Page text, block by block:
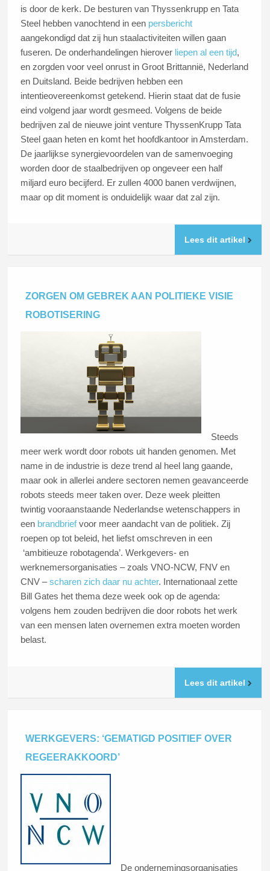
is door de kerk. De besturen van Thyssenkrupp en Tata
Steel hebben vanochtend in een persbericht
aangekondigd dat zij hun staalactiviteiten willen gaan
fuseren. De onderhandelingen hierover liepen al een tijd,
en zorgden voor veel onrust in Groot Brittannië, Nederland
en Duitsland. Beide bedrijven hebben een
intentieovereenkomst getekend. Hierin staat dat de fusie
eind volgend jaar wordt gesmeed. Volgens de beide
bedrijven zal de nieuwe joint venture ThyssenKrupp Tata
Steel gaan heten en komt het hoofdkantoor in Amsterdam.
De jaarlijkse synergievoordelen van de samenvoeging
worden door de staalbedrijven op ongeveer een half
miljard euro becijferd. Er zullen 4000 banen verdwijnen,
maar op dit moment is onduidelijk waar dat zal zijn.
Lees dit artikel
ZORGEN OM GEBREK AAN POLITIEKE VISIE
ROBOTISERING
Steeds
meer werk wordt door robots uit handen genomen. Met
name in de industrie is deze trend al heel lang gaande,
maar ook in allerlei andere sectoren nemen geavanceerde
robots steeds meer taken over. Deze week pleitten
twintig vooraanstaande Nederlandse wetenschappers in
een brandbriefvoor meer aandacht van de politiek. Zij
roepen op tot beleid, het liefst omschreven in een
‘ambitieuze robotagenda’. Werkgevers- en
werknemersorganisaties – zoals VNO-NCW, FNV en
CNV –scharen zich daar nu achter. Internationaal zette
Bill Gates het thema deze week ook op de agenda:
volgens hem zouden bedrijven die door robots het werk
van een mensen laten overnemen extra moeten worden
belast.
Lees dit artikel
WERKGEVERS: ‘GEMATIGD POSITIEF OVER
REGEERAKKOORD’
De ondernemingsorganisaties